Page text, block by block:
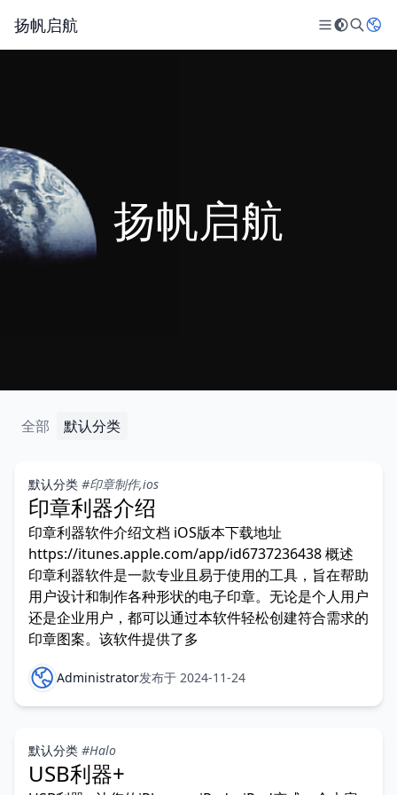
扬帆启航
扬帆启航
全部 默认分类
默认分类 #印章制作,ios
印章利器介绍
印章利器软件介绍文档 iOS版本下载地址
https://itunes.apple.com/app/id6737236438 概述
印章利器软件是一款专业且易于使用的工具，旨在帮助
用户设计和制作各种形状的电子印章。无论是个人用户
还是企业用户，都可以通过本软件轻松创建符合需求的
印章图案。该软件提供了多
Administrator发布于 2024-11-24
默认分类 #Halo
USB利器+